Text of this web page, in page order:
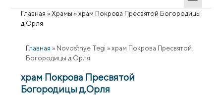
Вы здесь
Главная »Храмы »храм Покрова Пресвятой Богородицы
д.Орля
Главная » Novostnye Tegi » храм Покрова Пресвятой
Богородицы д.Орля
храм Покрова Пресвятой
Богородицы д.Орля